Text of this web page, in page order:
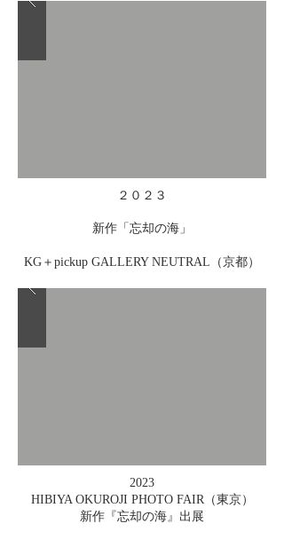
２０２３
新作「忘却の海」
KG＋pickup GALLERY NEUTRAL（京都）
2023
HIBIYA OKUROJI PHOTO FAIR（東京）
新作『忘却の海』出展